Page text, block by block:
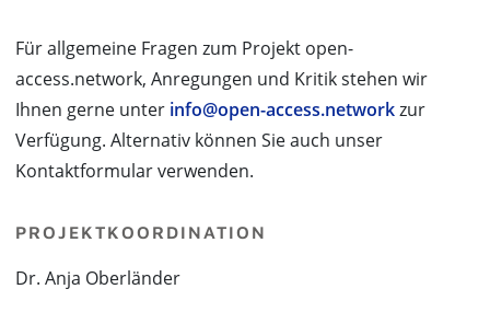
Für allgemeine Fragen zum Projekt open-
access.network, Anregungen und Kritik stehen wir
Ihnen gerne unter info@open-access.networkzur
Verfügung. Alternativ können Sie auch unser
Kontaktformular verwenden.
PROJEKTKOORDINATION
Dr. Anja Oberländer